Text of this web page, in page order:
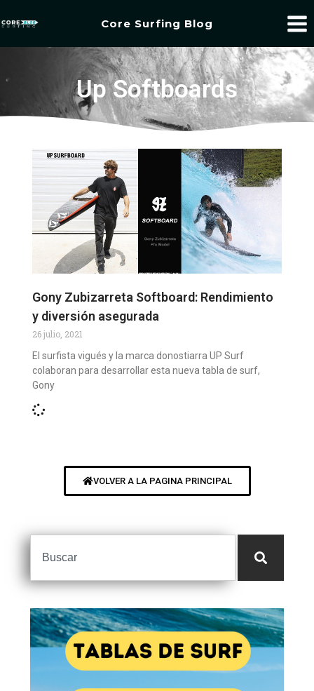
Core Surfing Blog
Up Softboards
Gony Zubizarreta Softboard: Rendimiento
y diversión asegurada
26 julio, 2021
El surfista vigués y la marca donostiarra UP Surf
colaboran para desarrollar esta nueva tabla de surf,
Gony
VOLVER A LA PAGINA PRINCIPAL